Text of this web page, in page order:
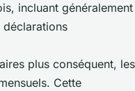
incluant généralement
déclarations
plus conséquent, les
Cette